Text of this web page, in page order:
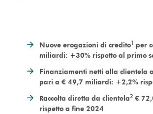
Nuove erogazioni di credito1 per
miliardi: +30% rispetto al primo
Finanziamenti netti alla clientela
pari a € 49,7 miliardi: +2,2%
Raccolta diretta da clientela2 €
rispetto a fine 2024